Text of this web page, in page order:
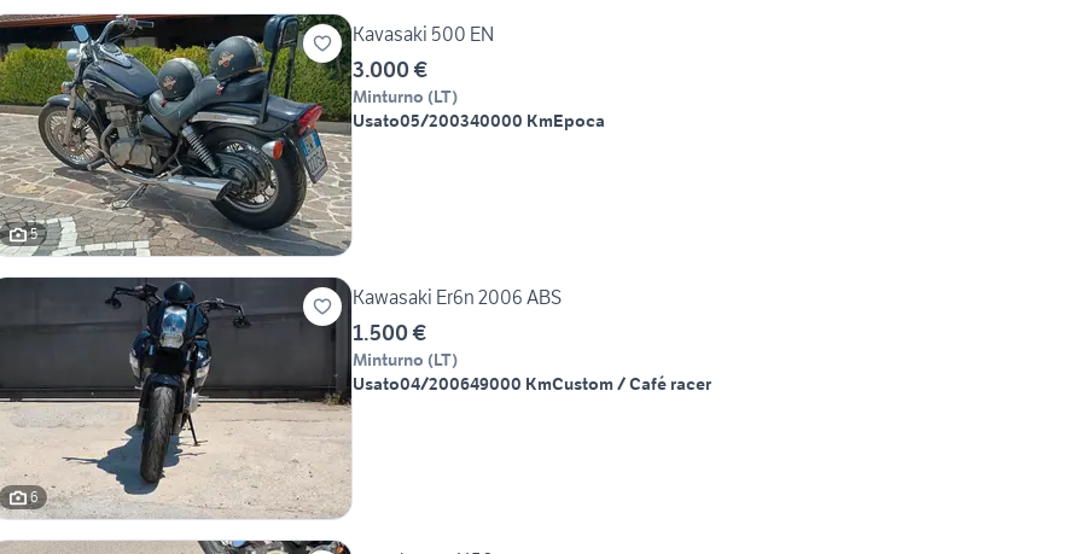
5
Kavasaki 500 EN
3.000 €
Minturno (LT)
Usato05/200340000 KmEpoca
6
Kawasaki Er6n 2006 ABS
1.500 €
Minturno (LT)
Usato04/200649000 KmCustom / Café racer